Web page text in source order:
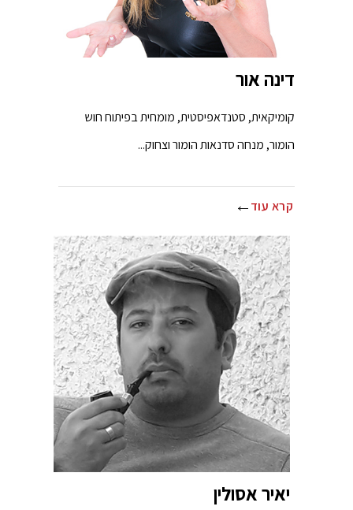
דינה אור
קומיקאית, סטנדאפיסטית, מומחית בפיתוח חוש
הומור, מנחה סדנאות הומור וצחוק...
קרא עוד
יאיר אסולין